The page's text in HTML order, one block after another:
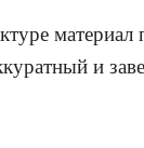
и